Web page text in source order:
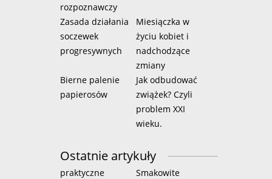
rozpoznawczy
Zasada działania
soczewek
progresywnych
Miesiączka w
życiu kobiet i
nadchodzące
zmiany
Bierne palenie
papierosów
Jak odbudować
zwiążek? Czyli
problem XXI
wieku.
Ostatnie artykuły
praktyczne
Smakowite